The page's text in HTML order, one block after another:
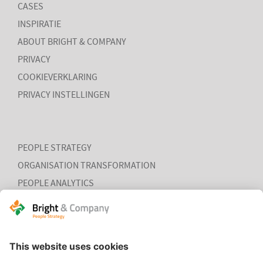
LEES MEER
CASES
INSPIRATIE
ABOUT BRIGHT & COMPANY
PRIVACY
COOKIEVERKLARING
PRIVACY INSTELLINGEN
PEOPLE STRATEGY
ORGANISATION TRANSFORMATION
PEOPLE ANALYTICS
HR ORGANISATION EFFECTIVENESS
HOME